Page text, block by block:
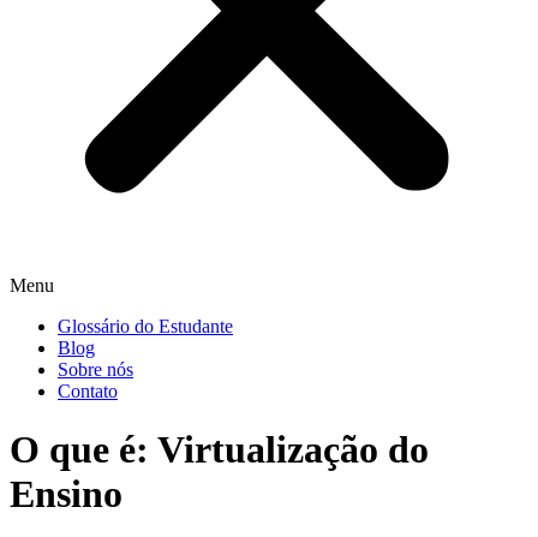
Menu
Glossário do Estudante
Blog
Sobre nós
Contato
O que é: Virtualização do
Ensino